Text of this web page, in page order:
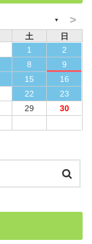
▼ >
土
日
1
2
8
9
15
16
22
23
29
30